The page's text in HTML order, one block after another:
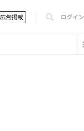
広告掲載 ログイン